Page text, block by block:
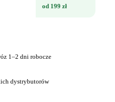
od 199 zł
1–2 dni robocze
dystrybutorów